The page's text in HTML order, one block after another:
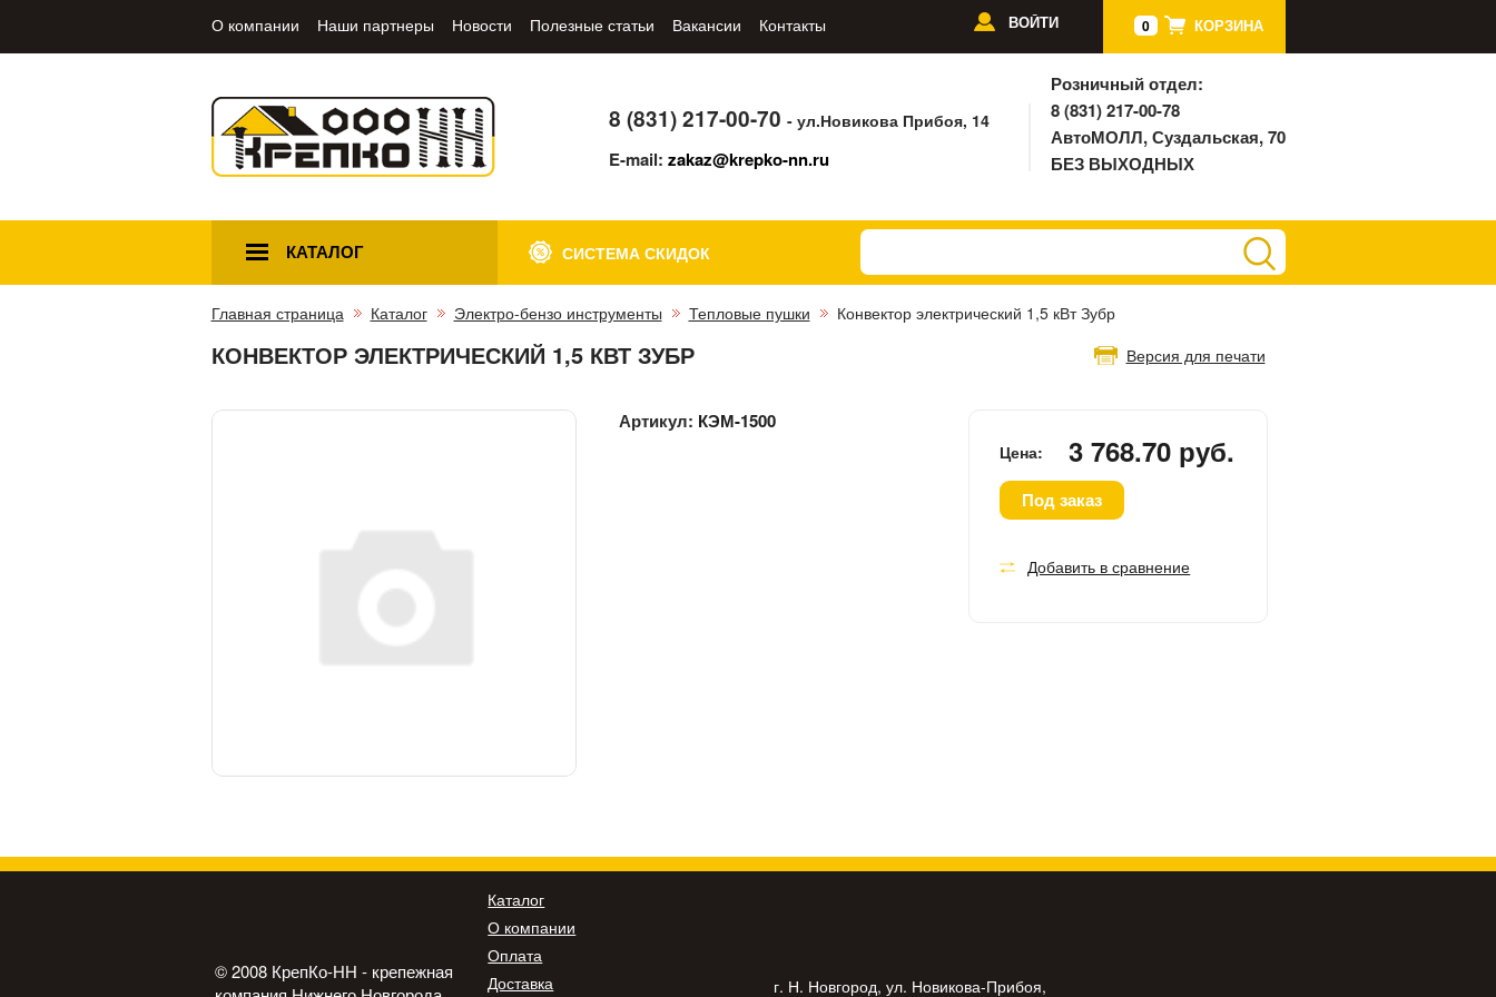
О компании Наши партнеры Новости Полезные статьи Вакансии Контакты 0 КОРЗИНА
ВОЙТИ
8 (831) 217-00-70- ул.Новикова Прибоя, 14
E-mail:zakaz@krepko-nn.ru
Розничный отдел:
8 (831) 217-00-78
АвтоМОЛЛ, Суздальская, 70
БЕЗ ВЫХОДНЫХ
КАТАЛОГ СИСТЕМА СКИДОК
Главная страница Каталог Электро-бензо инструменты Тепловые пушки
Конвектор электрический 1,5 кВт Зубр
Версия для печати
КОНВЕКТОР ЭЛЕКТРИЧЕСКИЙ 1,5 КВТ ЗУБР
Артикул: КЭМ-1500
Цена: 3 768.70 руб.
Под заказ
Добавить в сравнение
© 2008 КрепКо-НН - крепежная
Каталог
О компании
Оплата
Доставка
г. Н. Новгород, ул. Новикова-Прибоя,